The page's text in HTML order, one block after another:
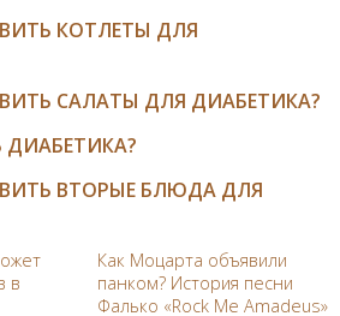
КОТЛЕТЫ ДЛЯ
САЛАТЫ ДЛЯ ДИАБЕТИКА?
ВТОРЫЕ БЛЮДА ДЛЯ
в
Как Моцарта объявили
панком? История песни
Фалько «Rock Me Amadeus»